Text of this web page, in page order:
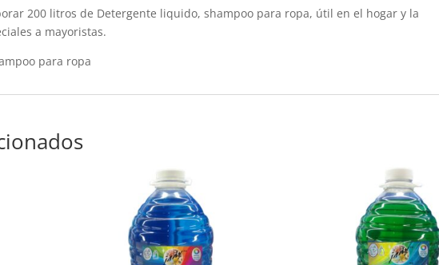
200 litros de Detergente liquido, shampoo para ropa, útil en el hogar y la
a mayoristas.
para ropa